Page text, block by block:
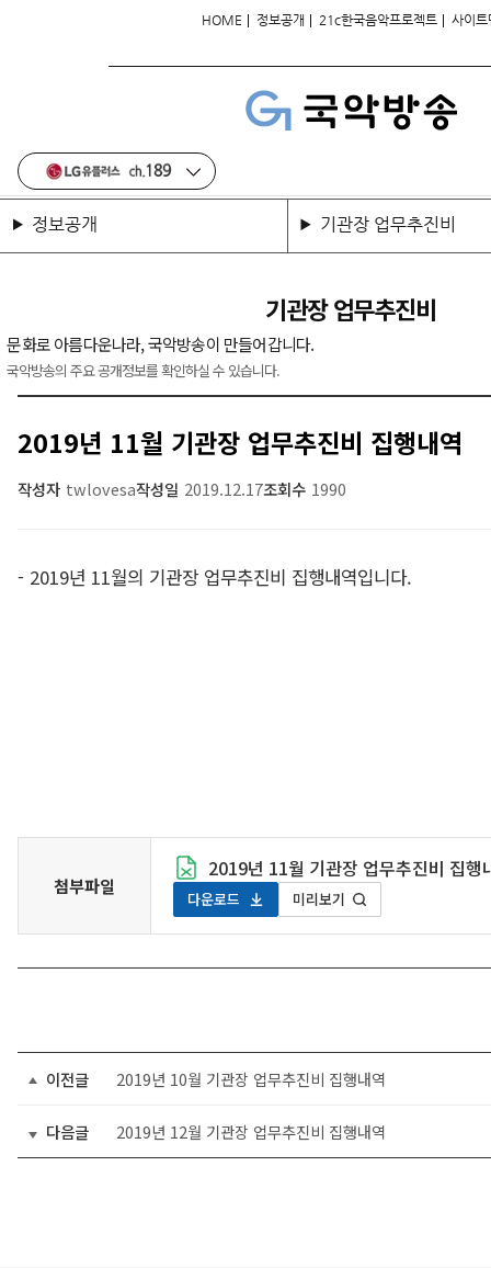
HOME | 정보공개 | 21c한국음악프로젝트 | 사이트
정보공개 기관장 업무추진비
기관장 업무추진비
문화로 아름다운나라, 국악방송이 만들어갑니다.
국악방송의 주요 공개정보를 확인하실 수 있습니다.
2019년 11월 기관장 업무추진비 집행내역
작성자 twlovesa작성일 2019.12.17조회수 1990
- 2019년 11월의 기관장 업무추진비 집행내역입니다.
첨부파일
2019년 11월 기관장 업무추진비 집행
다운로드 미리보기
이전글 2019년 10월 기관장 업무추진비 집행내역
다음글 2019년 12월 기관장 업무추진비 집행내역